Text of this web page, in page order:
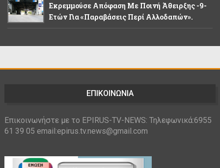
Εκρεμμούσε Απόφαση Με Ποινή Άθειρξης -9-
Ετών Για «παραβάσεις Περί Αλλοδαπών».
ΕΠΙΚΟΙΝΩΝΙΑ
Επικοινωνήστε με το EPIRUS-TV-NEWS: Τηλεφωνικά:6955
61 39 05 email:epirus.tv.news@gmail.com